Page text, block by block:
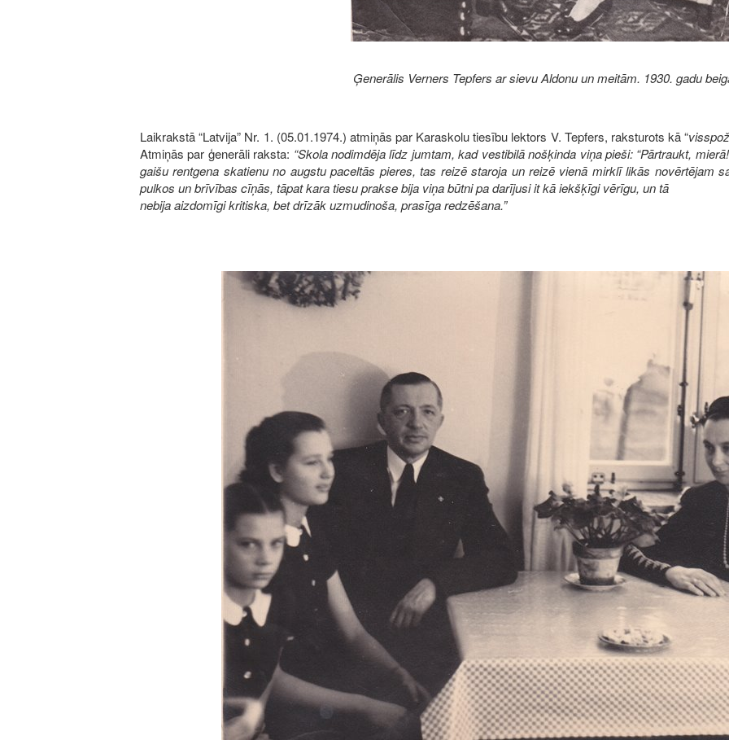
Ģenerālis Verners Tepfers ar sievu Aldonu un meitām. 1930. gadu
Laikrakstā “Latvija” Nr. 1. (05.01.1974.) atmiņās par Karaskolu tiesību lektors V. Tepfers, raksturots kā “
Atmiņās par ģenerāli raksta: “Skola nodimdēja līdz jumtam, kad vestibilā nošķinda viņa pieši: “Pārtraukt,
gaišu rentgena skatienu no augstu paceltās pieres, tas reizē staroja un reizē vienā mirklī likās novērtējam
pulkos un brīvības cīņās, tāpat kara tiesu prakse bija viņa būtni pa darījusi it kā iekšķīgi vērīgu, un tā
nebija aizdomīgi kritiska, bet drīzāk uzmudinoša, prasīga redzēšana.”